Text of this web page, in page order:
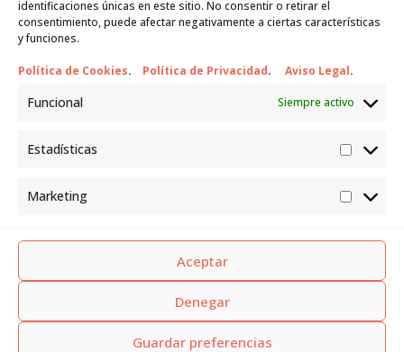
identificaciones únicas en este sitio. No consentir o retirar el
consentimiento, puede afectar negativamente a ciertas características
y funciones.
Política de Cookies. Política de Privacidad. Aviso Legal.
Funcional Siempre activo
Estadísticas
Marketing
Aceptar
Denegar
Guardar preferencias
asegurados)
🩺 Consejo: Muchos extranjeros combinan el uso del sistema
a especialistas privados.
6. Ocio y vida social
El estilo de vida en Tenerife es tranquilo pero muy social.
senderismo, yoga, clases de español y una gran oferta de
eventos gratuitos al aire libre.
Coste aproximado
Gimnasio / yoga / pilates
30 – 50 €/mes